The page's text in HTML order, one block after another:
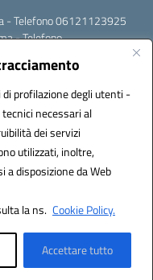
profilazione degli utenti -
necessari al
dei servizi
utilizzati, inoltre,
disposizione da Web
la ns. Cookie Policy.
Accettare tutto
- Telefono 06121123925
- Telefono
esclusivamente
Solution S.r.l.
Italia